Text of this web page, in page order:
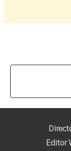
Editor